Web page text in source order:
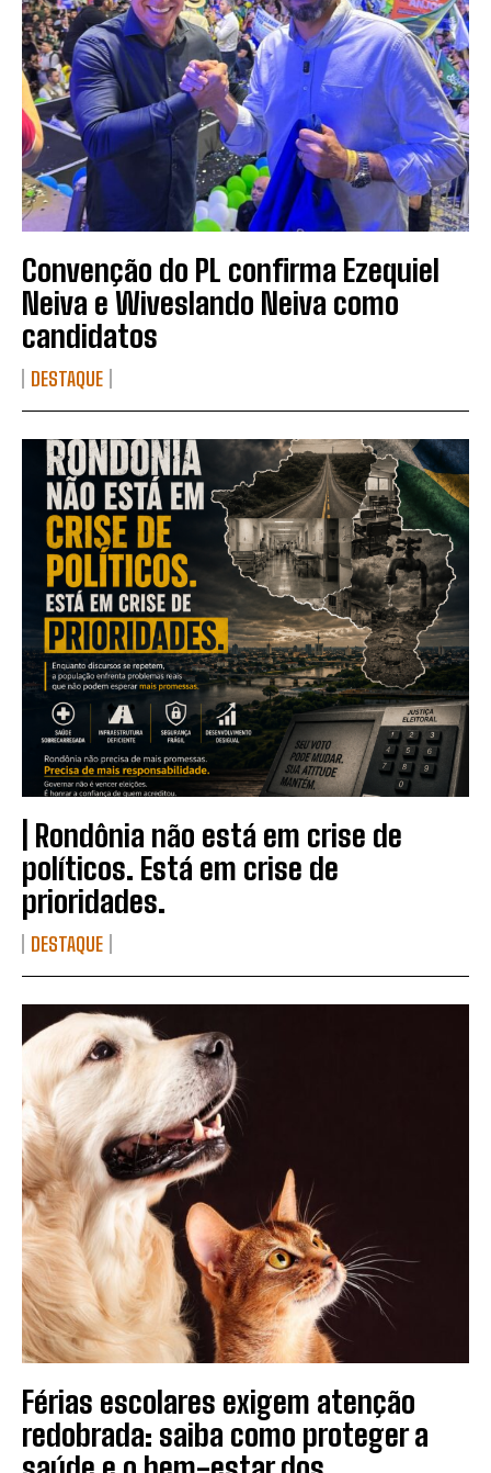
Convenção do PL confirma Ezequiel
Neiva e Wiveslando Neiva como
candidatos
DESTAQUE
| Rondônia não está em crise de
políticos. Está em crise de
prioridades.
DESTAQUE
Férias escolares exigem atenção
redobrada: saiba como proteger a